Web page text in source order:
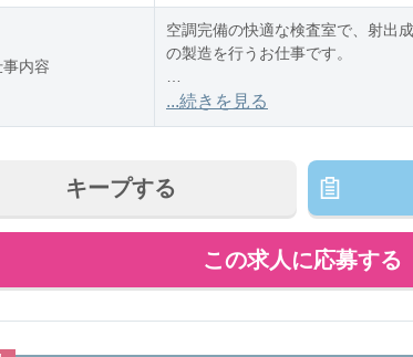
事内容
空調完備の快適な検査室で、射出
の製造を行うお仕事です。
【作業内容】
〇生産状況の確認・改善
細
...続きを見る
キープする
この求人に応募する